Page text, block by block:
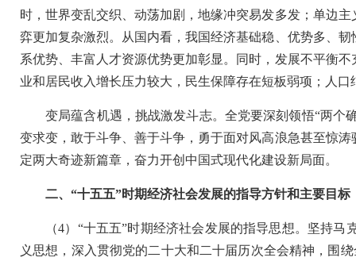
时，世界变乱交织、动荡加剧，地缘冲突易发多发；单边
弈更加复杂激烈。从国内看，我国经济基础稳、优势多、
系优势、丰富人才资源优势更加彰显。同时，发展不平衡
业和居民收入增长压力较大，民生保障存在短板弱项；人
变局蕴含机遇，挑战激发斗志。全党要深刻领悟“两个
变求变，敢于斗争、善于斗争，勇于面对风高浪急甚至惊
定两大奇迹新篇章，奋力开创中国式现代化建设新局面。
二、“十五五”时期经济社会发展的指导方针和主要目标
（4）“十五五”时期经济社会发展的指导思想。坚持
义思想，深入贯彻党的二十大和二十届历次全会精神，围